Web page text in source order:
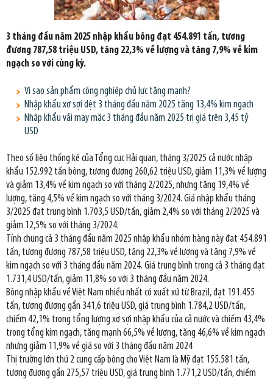
3 tháng đầu năm 2025 nhập khẩu bông đạt 454.891 tấn, tương
đương 787,58 triệu USD, tăng 22,3% về lượng và tăng 7,9% về kim
ngạch so với cùng kỳ.
Vì sao sản phẩm công nghiệp chủ lực tăng mạnh?
Nhập khẩu xơ sợi dệt 3 tháng đầu năm 2025 tăng 13,4% kim ngạch
Nhập khẩu vải may mặc 3 tháng đầu năm 2025 trị giá trên 3,45 tỷ
USD
Theo số liệu thống kê của Tổng cục Hải quan, tháng 3/2025 cả nước nhập
khẩu 152.992 tấn bông, tương đương 260,62 triệu USD, giảm 11,3% về lượng
và giảm 13,4% về kim ngạch so với tháng 2/2025, nhưng tăng 19,4% về
lượng, tăng 4,5% về kim ngạch so với tháng 3/2024. Giá nhập khẩu tháng
3/2025 đạt trung bình 1.703,5 USD/tấn, giảm 2,4% so với tháng 2/2025 và
giảm 12,5% so với tháng 3/2024.
Tính chung cả 3 tháng đầu năm 2025 nhập khẩu nhóm hàng này đạt 454.891
tấn, tương đương 787,58 triệu USD, tăng 22,3% về lượng và tăng 7,9% về
kim ngạch so với 3 tháng đầu năm 2024. Giá trung bình trong cả 3 tháng đạt
1.731,4 USD/tấn, giảm 11,8% so với 3 tháng đầu năm 2024.
Bông nhập khẩu về Việt Nam nhiều nhất có xuất xứ từ Brazil, đạt 191.455
tấn, tương đương gần 341,6 triệu USD, giá trung bình 1.784,2 USD/tấn,
chiếm 42,1% trong tổng lượng xơ sợi nhập khẩu của cả nước và chiếm 43,4%
trong tổng kim ngạch, tăng mạnh 66,5% về lượng, tăng 46,6% về kim ngạch
nhưng giảm 11,9% về giá so với 3 tháng đầu năm 2024
Thị trường lớn thứ 2 cung cấp bông cho Việt Nam là Mỹ đạt 155.581 tấn,
tương đương gần 275,57 triệu USD, giá trung bình 1.771,2 USD/tấn, chiếm